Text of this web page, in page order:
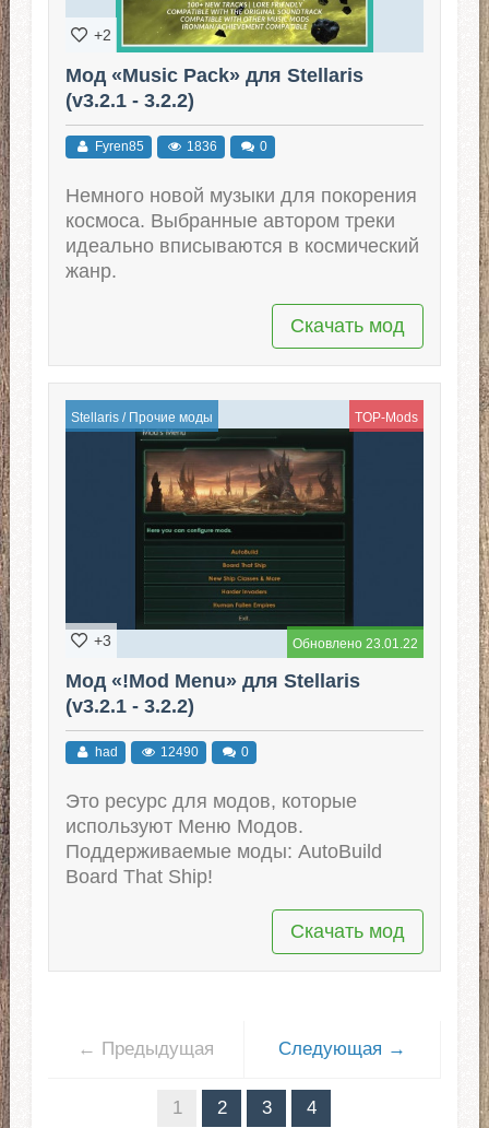
+2
Мод «Music Pack» для Stellaris
(v3.2.1 - 3.2.2)
Fyren85 1836 0
Немного новой музыки для покорения
космоса. Выбранные автором треки
идеально вписываются в космический
жанр.
Скачать мод
Stellaris/ Прочие моды TOP-Mods
Обновлено 23.01.22
+3
Мод «!Mod Menu» для Stellaris
(v3.2.1 - 3.2.2)
had 12490 0
Это ресурс для модов, которые
используют Меню Модов.
Поддерживаемые моды: AutoBuild
Board That Ship!
Скачать мод
← Предыдущая Следующая →
1 2 3 4